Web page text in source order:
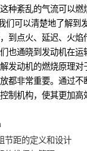
种紊乱的气流可以燃
可以清楚地了解到
到点火、延迟、火
也通晓到发动机在运
发动机的燃烧原理对
都非常重要。通过不
制机构，使其更加
节距的定义和设计